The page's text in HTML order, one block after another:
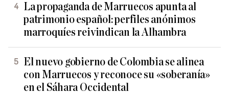
La propaganda de Marruecos apunta al
patrimonio español: perfiles anónimos
marroquíes reivindican la Alhambra
El nuevo gobierno de Colombia se alinea
con Marruecos y reconoce su «soberanía»
en el Sáhara Occidental